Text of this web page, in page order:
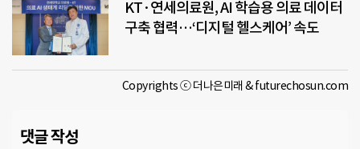
KT·연세의료원, AI 학습용 의료 데이터
구축 협력…‘디지털 헬스케어’ 속도
Copyrights ⓒ 더나은미래 & futurechosun.com
댓글 작성